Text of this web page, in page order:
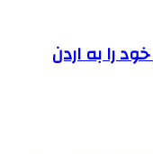
را به اردن